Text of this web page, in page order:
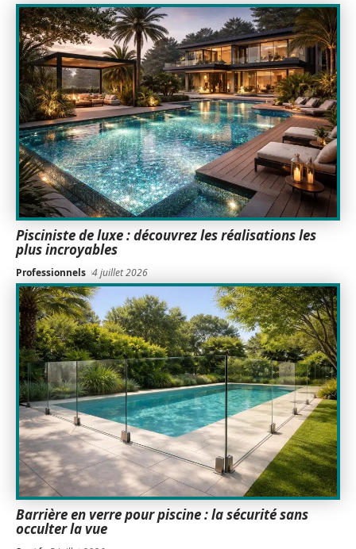
Pisciniste de luxe : découvrez les réalisations les
plus incroyables
Professionnels 4 juillet 2026
Barrière en verre pour piscine : la sécurité sans
occulter la vue